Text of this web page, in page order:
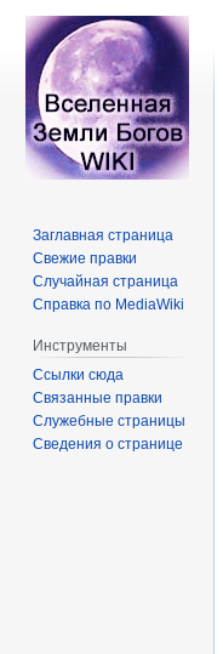
Заглавная страница
Свежие правки
Случайная страница
Справка по MediaWiki
Инструменты
Ссылки сюда
Связанные правки
Служебные страницы
Сведения о странице